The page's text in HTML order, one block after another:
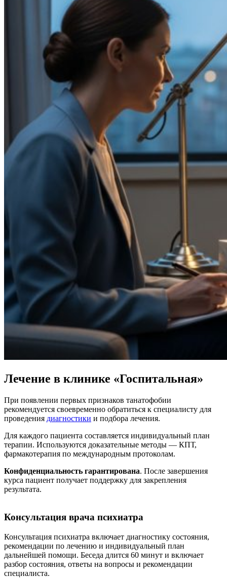
Лечение в клинике «Госпитальная»
При появлении первых признаков танатофобии
рекомендуется своевременно обратиться к специалисту для
проведения диагностики и подбора лечения.
Для каждого пациента составляется индивидуальный план
терапии. Используются доказательные методы — КПТ,
фармакотерапия по международным протоколам.
Конфиденциальность гарантирована. После завершения
курса пациент получает поддержку для закрепления
результата.
Консультация врача психиатра
Консультация психиатра включает диагностику состояния,
рекомендации по лечению и индивидуальный план
дальнейшей помощи. Беседа длится 60 минут и включает
разбор состояния, ответы на вопросы и рекомендации
специалиста.